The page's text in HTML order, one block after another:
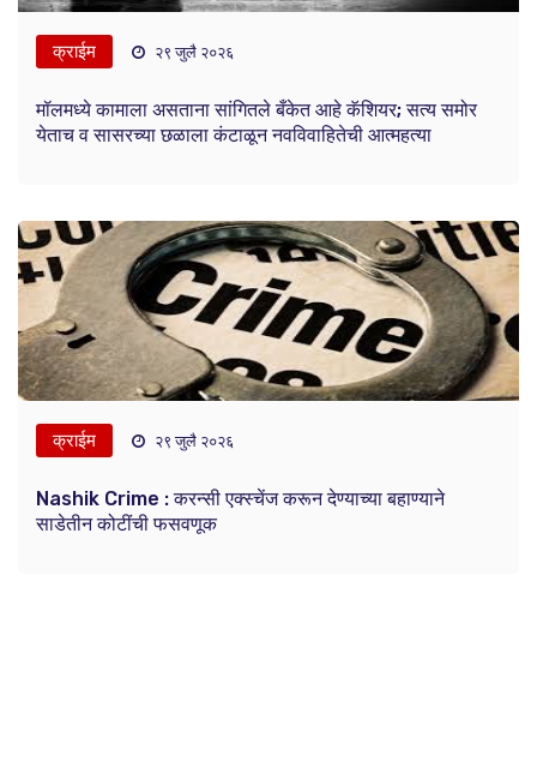
क्राईम २९ जुलै २०२६
मॉलमध्ये कामाला असताना सांगितले बँकेत आहे कॅशियर; सत्य समोर
येताच व सासरच्या छळाला कंटाळून नवविवाहितेची आत्महत्या
क्राईम २९ जुलै २०२६
Nashik Crime : करन्सी एक्स्चेंज करून देण्याच्या बहाण्याने
साडेतीन कोटींची फसवणूक